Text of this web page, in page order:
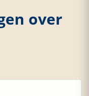
over